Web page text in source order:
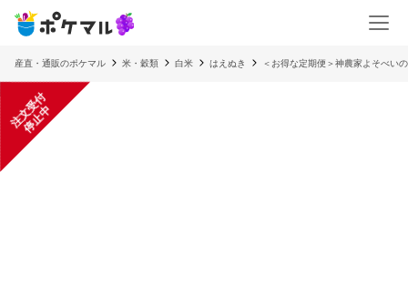
産直・通販のポケマル 米・穀類 白米 はえぬき ＜お得な定期便＞神農家よそべい
注
文
受
付
停
止
中